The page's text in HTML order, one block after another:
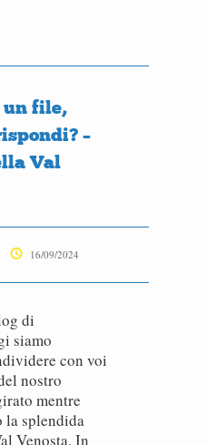
un file,
–
Val
16/09/2024
di
siamo
con voi
nostro
mentre
la splendida
Venosta. In